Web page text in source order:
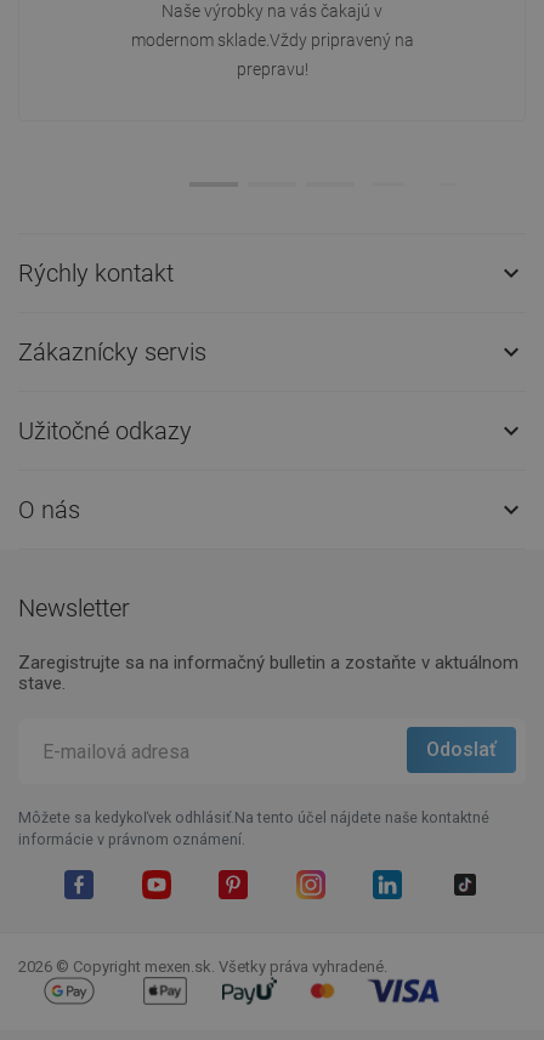
Naše výrobky na vás čakajú v
modernom sklade.Vždy pripravený na
prepravu!
Rýchly kontakt 
Zákaznícky servis 
Užitočné odkazy 
O nás 
Newsletter
Zaregistrujte sa na informačný bulletin a zostaňte v aktuálnom
stave.
Môžete sa kedykoľvek odhlásiť.Na tento účel nájdete naše kontaktné
informácie v právnom oznámení.
2026 © Copyright mexen.sk. Všetky práva vyhradené.